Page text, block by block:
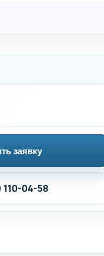
заявку
110-04-58